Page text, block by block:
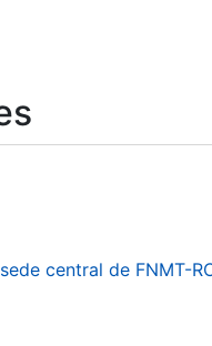
central de FNMT-